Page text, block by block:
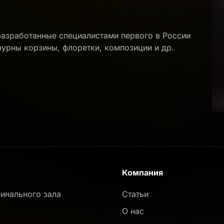
специалистами первого в России
корзины, флоретки, композиции и др.
зала
Компания
Статьи
О нас